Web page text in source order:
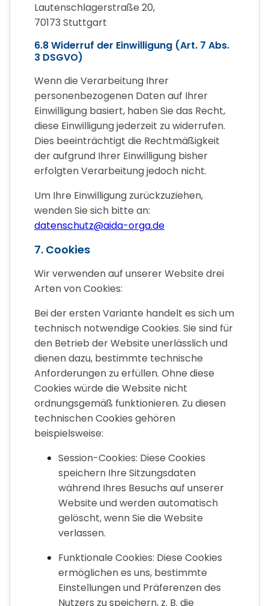
Lautenschlagerstraße 20,
70173 Stuttgart
6.8 Widerruf der Einwilligung (Art. 7 Abs.
3 DSGVO)
Wenn die Verarbeitung Ihrer
personenbezogenen Daten auf Ihrer
Einwilligung basiert, haben Sie das Recht,
diese Einwilligung jederzeit zu widerrufen.
Dies beeinträchtigt die Rechtmäßigkeit
der aufgrund Ihrer Einwilligung bisher
erfolgten Verarbeitung jedoch nicht.
Um Ihre Einwilligung zurückzuziehen,
wenden Sie sich bitte an:
datenschutz@aida-orga.de
7. Cookies
Wir verwenden auf unserer Website drei
Arten von Cookies:
Bei der ersten Variante handelt es sich um
technisch notwendige Cookies. Sie sind für
den Betrieb der Website unerlässlich und
dienen dazu, bestimmte technische
Anforderungen zu erfüllen. Ohne diese
Cookies würde die Website nicht
ordnungsgemäß funktionieren. Zu diesen
technischen Cookies gehören
beispielsweise:
Session-Cookies: Diese Cookies
speichern Ihre Sitzungsdaten
während Ihres Besuchs auf unserer
Website und werden automatisch
gelöscht, wenn Sie die Website
verlassen.
Funktionale Cookies: Diese Cookies
ermöglichen es uns, bestimmte
Einstellungen und Präferenzen des
Nutzers zu speichern, z. B. die